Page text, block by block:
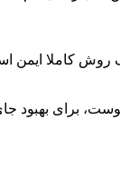
روش کاملا
بهبود